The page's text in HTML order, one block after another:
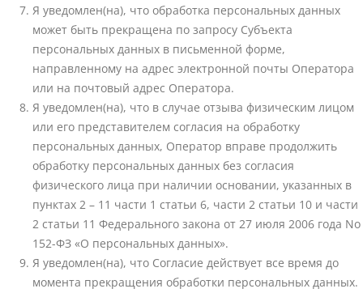
Я уведомлен(на), что обработка персональных данных
может быть прекращена по запросу Субъекта
персональных данных в письменной форме,
направленному на адрес электронной почты Оператора
или на почтовый адрес Оператора.
Я уведомлен(на), что в случае отзыва физическим лицом
или его представителем согласия на обработку
персональных данных, Оператор вправе продолжить
обработку персональных данных без согласия
физического лица при наличии основании, указанных в
пунктах 2 – 11 части 1 статьи 6, части 2 статьи 10 и части
2 статьи 11 Федерального закона от 27 июля 2006 года No
152-ФЗ «О персональных данных».
Я уведомлен(на), что Согласие действует все время до
момента прекращения обработки персональных данных.